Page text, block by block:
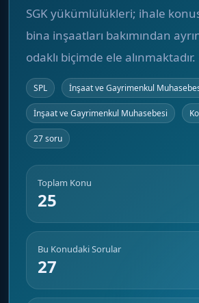
SGK yükümlülükleri; ihale
bina inşaatları bakımından
odaklı biçimde ele alınmaktadır.
SPL İnşaat ve Gayrimenkul
İnşaat ve Gayrimenkul Muhasebesi
27 soru
Toplam Konu
25
Bu Konudaki Sorular
27